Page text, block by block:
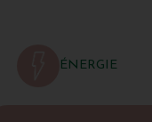
ÉNERGIE